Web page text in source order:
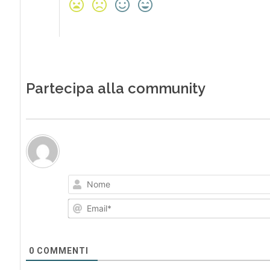
Partecipa alla community
0 COMMENTI